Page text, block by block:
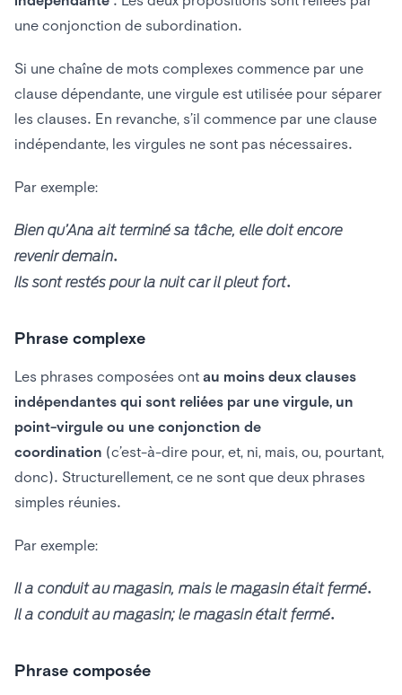
une conjonction de subordination.
Si une chaîne de mots complexes commence par une
clause dépendante, une virgule est utilisée pour séparer
les clauses. En revanche, s’il commence par une clause
indépendante, les virgules ne sont pas nécessaires.
Par exemple:
Bien qu’Ana ait terminé sa tâche, elle doit encore
revenir demain.
Ils sont restés pour la nuit car il pleut fort.
Phrase complexe
Les phrases composées ont au moins deux clauses
indépendantes qui sont reliées par une virgule, un
point-virgule ou une conjonction de
coordination (c’est-à-dire pour, et, ni, mais, ou, pourtant,
donc). Structurellement, ce ne sont que deux phrases
simples réunies.
Par exemple:
Il a conduit au magasin, mais le magasin était fermé.
Il a conduit au magasin; le magasin était fermé.
Phrase composée